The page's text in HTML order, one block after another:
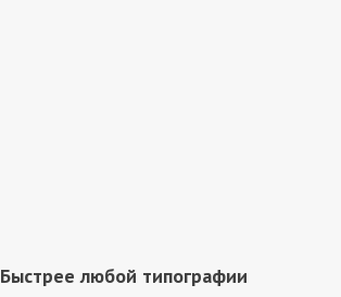
Быстрее любой типографии